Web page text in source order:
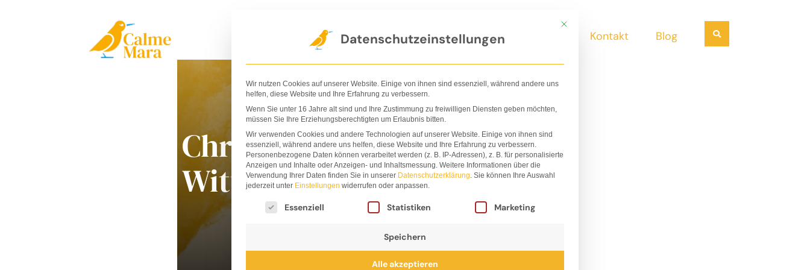
Der Verlag Shop Nachhaltigkeit Kontakt Blog Suchen
Christiane
Wittenburg
Mit diesem Button wird der Dialog geschlossen. Seine Funktionalität ist
Datenschutzeinstellungen
Wir nutzen Cookies auf unserer Website. Einige von ihnen sind essenziell, während andere uns
helfen, diese Website und Ihre Erfahrung zu verbessern.
Wenn Sie unter 16 Jahre alt sind und Ihre Zustimmung zu freiwilligen Diensten geben möchten,
müssen Sie Ihre Erziehungsberechtigten um Erlaubnis bitten.
Wir verwenden Cookies und andere Technologien auf unserer Website. Einige von ihnen sind
essenziell, während andere uns helfen, diese Website und Ihre Erfahrung zu verbessern.
Personenbezogene Daten können verarbeitet werden (z. B. IP-Adressen), z. B. für personalisierte
Anzeigen und Inhalte oder Anzeigen- und Inhaltsmessung. Weitere Informationen über die
Verwendung Ihrer Daten finden Sie in unserer Datenschutzerklärung. Sie können Ihre Auswahl
jederzeit unter Einstellungen widerrufen oder anpassen.
Es folgt eine Liste der Service-Gruppen, für die eine Einwilligung erteilt werden kann. Die erste Service-Gruppe
Essenziell Statistiken Marketing
Speichern
Alle akzeptieren